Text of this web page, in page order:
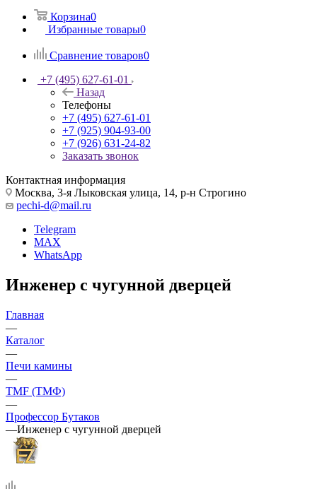
Корзина0
Избранные товары0
Сравнение товаров0
+7 (495) 627-61-01
Назад
Телефоны
+7 (495) 627-61-01
+7 (925) 904-93-00
+7 (926) 631-24-82
Заказать звонок
Контактная информация
Москва, 3-я Лыковская улица, 14, р-н Строгино
pechi-d@mail.ru
Telegram
MAX
WhatsApp
Инженер с чугунной дверцей
Главная
—
Каталог
—
Печи камины
—
TMF (ТМФ)
—
Профессор Бутаков
—Инженер с чугунной дверцей